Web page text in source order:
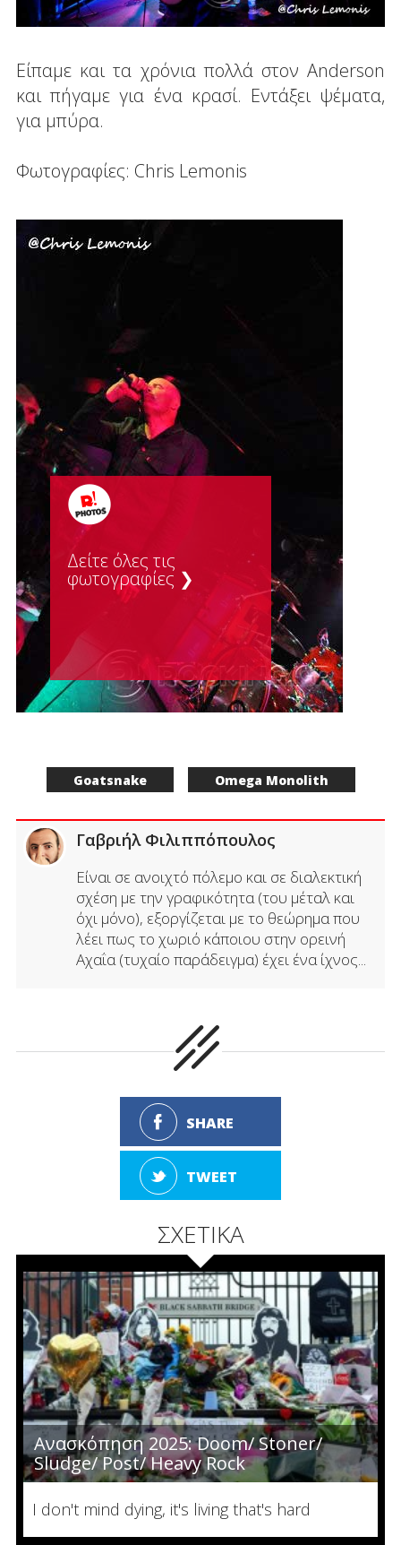
Είπαμε και τα χρόνια πολλά στον Anderson
και πήγαμε για ένα κρασί. Εντάξει ψέματα,
για μπύρα.
Φωτογραφίες: Chris Lemonis
Δείτε όλες τις
φωτογραφίες ❯
Goatsnake Omega Monolith
Γαβριήλ Φιλιππόπουλος
Είναι σε ανοιχτό πόλεμο και σε διαλεκτική
σχέση με την γραφικότητα (του μέταλ και
όχι μόνο), εξοργίζεται με το θεώρημα που
λέει πως το χωριό κάποιου στην ορεινή
Αχαΐα (τυχαίο παράδειγμα) έχει ένα ίχνος...
SHARE
TWEET
ΣΧΕΤΙΚΑ
Ανασκόπηση 2025: Doom/ Stoner/
Sludge/ Post/ Heavy Rock
I don't mind dying, it's living that's hard